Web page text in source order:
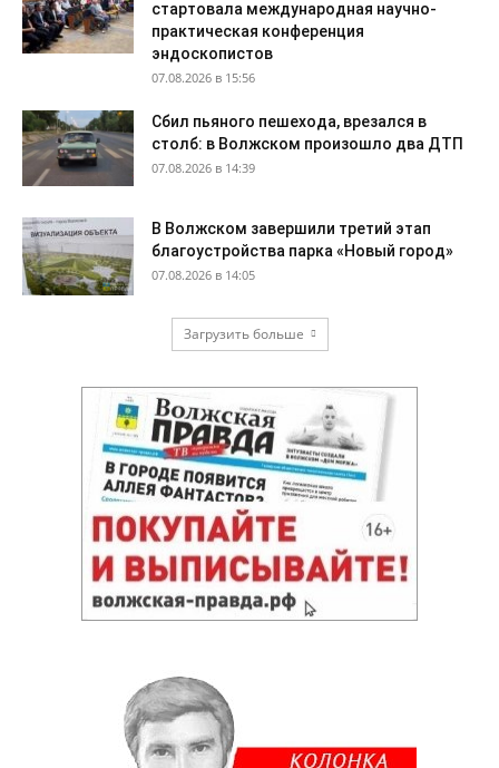
стартовала международная научно-
практическая конференция
эндоскопистов
07.08.2026 в 15:56
Сбил пьяного пешехода, врезался в
столб: в Волжском произошло два ДТП
07.08.2026 в 14:39
В Волжском завершили третий этап
благоустройства парка «Новый город»
07.08.2026 в 14:05
Загрузить больше